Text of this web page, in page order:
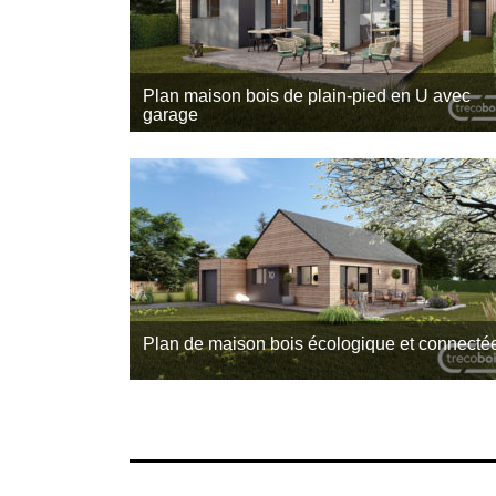
Plan maison bois de plain-pied en U avec
garage
notre équipe Trecobois, constructeur maison bois
Rennes. Demande de contact
Plan de maison bois écologique et
seule. L’architecture traditionnelle s’inscrit dans